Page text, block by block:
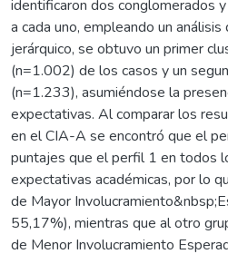
identificaron dos conglomerados
a cada uno, empleando un
jerárquico, se obtuvo un primer
(n=1.002) de los casos y un
(n=1.233), asumiéndose la
expectativas. Al comparar los
en el CIA-A se encontró que el
puntajes que el perfil 1 en todos
expectativas académicas, por lo
de Mayor
55,17%), mientras que al otro
de Menor Involucramiento